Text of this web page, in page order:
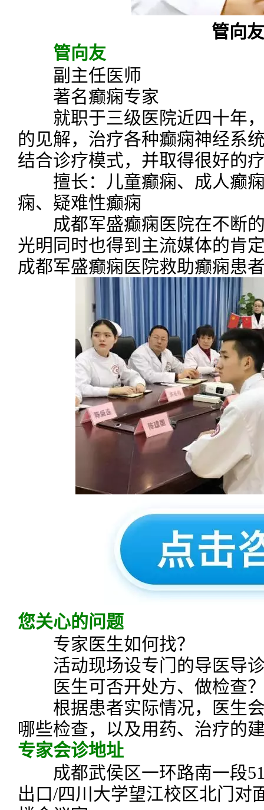
管向友
管向友
副主任医师
著名癫痫专家
就职于三级医院近四十年，
的见解，治疗各种癫痫神经系
结合诊疗模式，并取得很好的
擅长：儿童癫痫、成人癫痫
痫、疑难性癫痫
成都军盛癫痫医院在不断的
光明同时也得到主流媒体的肯
成都军盛癫痫医院救助癫痫患
您关心的问题
专家医生如何找？
活动现场设专门的导医导诊
医生可否开处方、做检查
根据患者实际情况，医生会
哪些检查，以及用药、治疗的
专家会诊地址
成都武侯区一环路南一段51
出口/四川大学望江校区北门对